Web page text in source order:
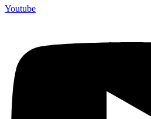
Youtube